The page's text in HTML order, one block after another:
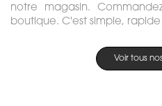
notre magasin.
boutique. C'est simple, rapide
Voir tous